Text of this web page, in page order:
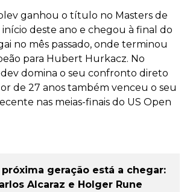
ganhou o título no Masters de
deste ano e chegou à final do
no mês passado, onde terminou
para Hubert Hurkacz. No
domina o seu confronto direto
de 27 anos também venceu o seu
nas meias-finais do US Open
próxima geração está a chegar:
Alcaraz e Holger Rune